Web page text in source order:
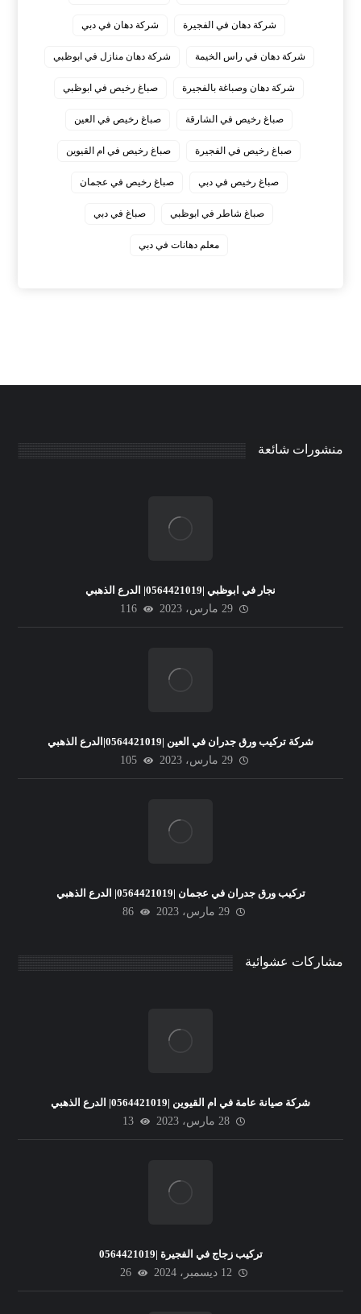
شركة دهان في الفجيرة شركة دهان في دبي
شركة دهان في راس الخيمة شركة دهان منازل في ابوظبي
شركة دهان وصباغة بالفجيرة صباغ رخيص في ابوظبي
صباغ رخيص في الشارقة صباغ رخيص في العين
صباغ رخيص في الفجيرة صباغ رخيص في ام القيوين
صباغ رخيص في دبي صباغ رخيص في عجمان
صباغ شاطر في ابوظبي صباغ في دبي
معلم دهانات في دبي
منشورات شائعة
نجار في ابوظبي |0564421019| الدرع الذهبي
29 مارس، 2023
116
شركة تركيب ورق جدران في العين |0564421019|الدرع الذهبي
29 مارس، 2023
105
تركيب ورق جدران في عجمان |0564421019| الدرع الذهبي
29 مارس، 2023
86
مشاركات عشوائية
شركة صيانة عامة في ام القيوين |0564421019| الدرع الذهبي
28 مارس، 2023
13
تركيب زجاج في الفجيرة |0564421019
12 ديسمبر، 2024
26